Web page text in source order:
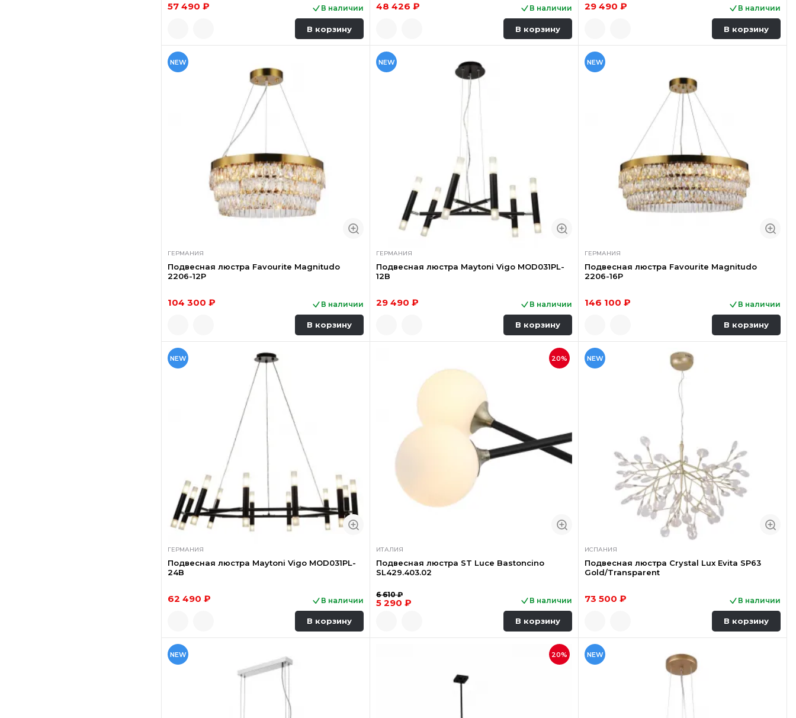
57 490 ₽ В наличии
В корзину
48 426 ₽ В наличии
В корзину
29 490 ₽ В наличии
В корзину
NEW
ГЕРМАНИЯ
Подвесная люстра Favourite Magnitudo
2206-12P
104 300 ₽ В наличии
В корзину
NEW
ГЕРМАНИЯ
Подвесная люстра Maytoni Vigo MOD031PL-
12B
29 490 ₽ В наличии
В корзину
NEW
ГЕРМАНИЯ
Подвесная люстра Favourite Magnitudo
2206-16P
146 100 ₽ В наличии
В корзину
NEW
ГЕРМАНИЯ
Подвесная люстра Maytoni Vigo MOD031PL-
24B
62 490 ₽ В наличии
В корзину
20%
ИТАЛИЯ
Подвесная люстра ST Luce Bastoncino
SL429.403.02
6 610 ₽
5 290 ₽ В наличии
В корзину
NEW
ИСПАНИЯ
Подвесная люстра Crystal Lux Evita SP63
Gold/Transparent
73 500 ₽ В наличии
В корзину
NEW 20% NEW